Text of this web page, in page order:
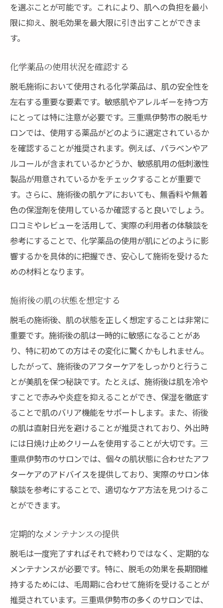
を選ぶことが可能です。これにより、肌への負担を最小
限に抑え、脱毛効果を最大限に引き出すことができま
す。
化学薬品の使用状況を確認する
脱毛施術において使用される化学薬品は、肌の安全性を
左右する重要な要素です。敏感肌やアレルギーを持つ方
にとっては特に注意が必要です。三重県伊勢市の脱毛サ
ロンでは、使用する薬品がどのように選定されているか
を確認することが推奨されます。例えば、パラベンやア
ルコールが含まれているかどうか、敏感肌用の低刺激性
製品が用意されているかをチェックすることが重要で
す。さらに、施術後の肌ケアにおいても、無香料や無着
色の保湿剤を使用しているか確認すると良いでしょう。
口コミやレビューを活用して、実際の利用者の体験談を
参考にすることで、化学薬品の使用が肌にどのように影
響するかを具体的に把握でき、安心して施術を受けるた
めの材料となります。
施術後の肌の状態を想定する
脱毛の施術後、肌の状態を正しく想定することは非常に
重要です。施術後の肌は一時的に敏感になることがあ
り、特に初めての方はその変化に驚くかもしれません。
したがって、施術後のアフターケアをしっかりと行うこ
とが美肌を保つ秘訣です。たとえば、施術後は肌を冷や
すことで赤みや炎症を抑えることができ、保湿を徹底す
ることで肌のバリア機能をサポートします。また、術後
の肌は直射日光を避けることが推奨されており、外出時
には日焼け止めクリームを使用することが大切です。三
重県伊勢市のサロンでは、個々の肌状態に合わせたアフ
ターケアのアドバイスを提供しており、実際のサロン体
験談を参考にすることで、適切なケア方法を見つけるこ
とができます。
定期的なメンテナンスの提供
脱毛は一度完了すればそれで終わりではなく、定期的な
メンテナンスが必要です。特に、脱毛の効果を長期間維
持するためには、毛周期に合わせて施術を受けることが
推奨されています。三重県伊勢市の多くのサロンでは、